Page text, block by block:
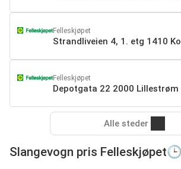
Felleskjøpet
Strandliveien 4, 1. etg 1410
Felleskjøpet
Depotgata 22 2000 Lillestrøm
Alle steder
Slangevogn pris Felleskjøpet🕒